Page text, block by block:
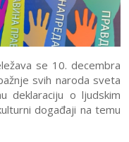
se 10. decembra
svih naroda sveta
deklaraciju o ljudskim
događaji na temu